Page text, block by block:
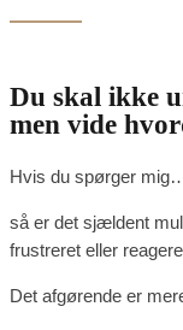
Du skal ikke
men vide
Hvis du spørger
så er det sjældent
frustreret eller
Det afgørende er